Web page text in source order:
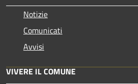
Notizie
Comunicati
Avvisi
VIVERE IL COMUNE